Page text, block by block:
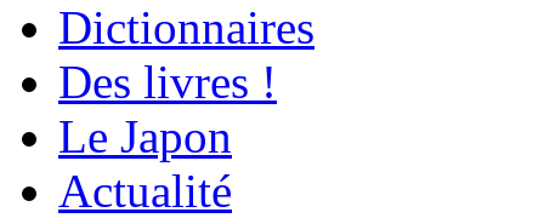
Dictionnaires
Des livres !
Le Japon
Actualité